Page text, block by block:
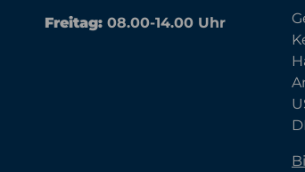
Freitag: 08.00-14.00 Uhr